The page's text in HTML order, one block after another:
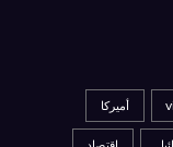
أميركا